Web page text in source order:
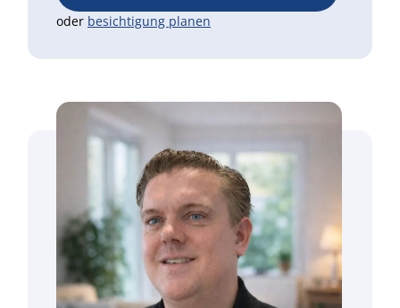
oder besichtigung planen